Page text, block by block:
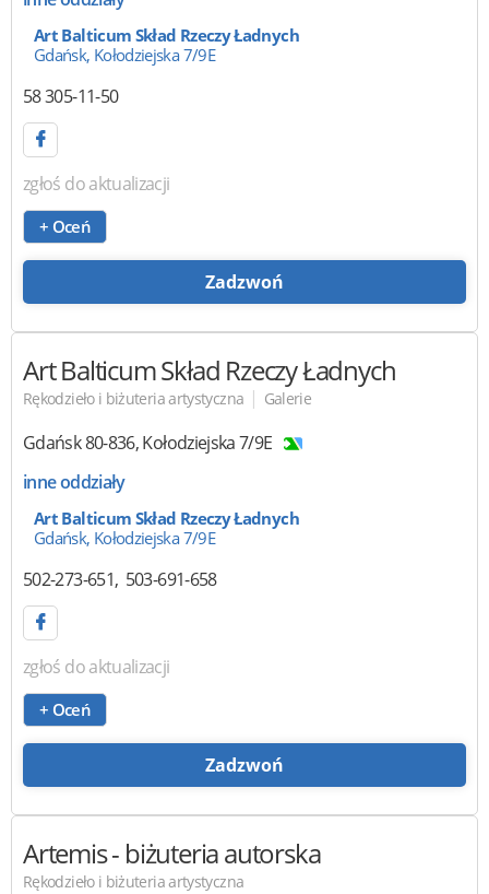
Art Balticum Skład Rzeczy Ładnych
Gdańsk, Kołodziejska 7/9E
58 305-11-50
zgłoś do aktualizacji
+ Oceń
Zadzwoń
Art BalticumSkład Rzeczy Ładnych
Rękodzieło i biżuteria artystyczna | Galerie
Gdańsk80-836,Kołodziejska 7/9E
inne oddziały
Art Balticum Skład Rzeczy Ładnych
Gdańsk, Kołodziejska 7/9E
502-273-651 503-691-658
zgłoś do aktualizacji
+ Oceń
Zadzwoń
Artemis- biżuteria autorska
Rękodzieło i biżuteria artystyczna